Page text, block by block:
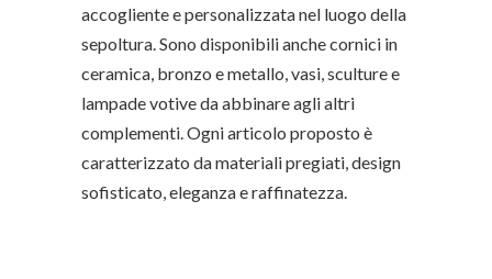
accogliente e personalizzata nel luogo della
sepoltura. Sono disponibili anche cornici in
ceramica, bronzo e metallo, vasi, sculture e
lampade votive da abbinare agli altri
complementi. Ogni articolo proposto è
caratterizzato da materiali pregiati, design
sofisticato, eleganza e raffinatezza.